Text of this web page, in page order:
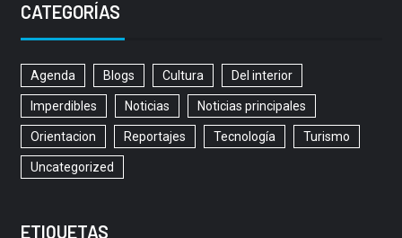
CATEGORÍAS
Agenda Blogs Cultura Del interior
Imperdibles Noticias Noticias principales
Orientacion Reportajes Tecnología Turismo
Uncategorized
ETIQUETAS